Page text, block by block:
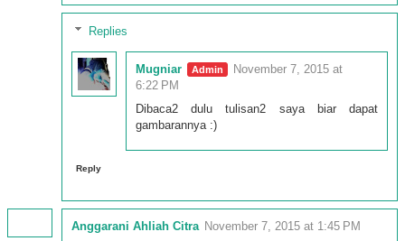
Replies
Mugniar
November 7, 2015 at
6:22 PM
Dibaca2 dulu tulisan2 saya biar dapat
gambarannya :)
Reply
Anggarani Ahliah Citra November 7, 2015 at 1:45 PM